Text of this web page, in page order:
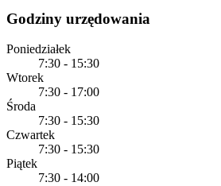
Godziny urzędowania
Poniedziałek
7:30 - 15:30
Wtorek
7:30 - 17:00
Środa
7:30 - 15:30
Czwartek
7:30 - 15:30
Piątek
7:30 - 14:00